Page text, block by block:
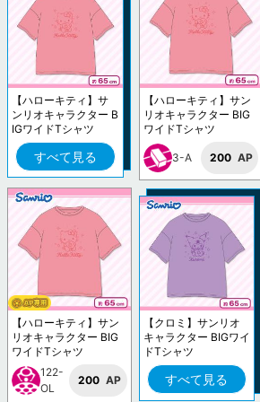
【ハローキティ】サ
ンリオキャラクター B
IGワイドTシャツ
すべて見る
【ハローキティ】サン
リオキャラクター BIG
ワイドTシャツ
3-A 200 AP
【ハローキティ】サン
リオキャラクター BIG
ワイドTシャツ
122-
OL
200 AP
【クロミ】サンリオ
キャラクター BIGワイ
ドTシャツ
すべて見る